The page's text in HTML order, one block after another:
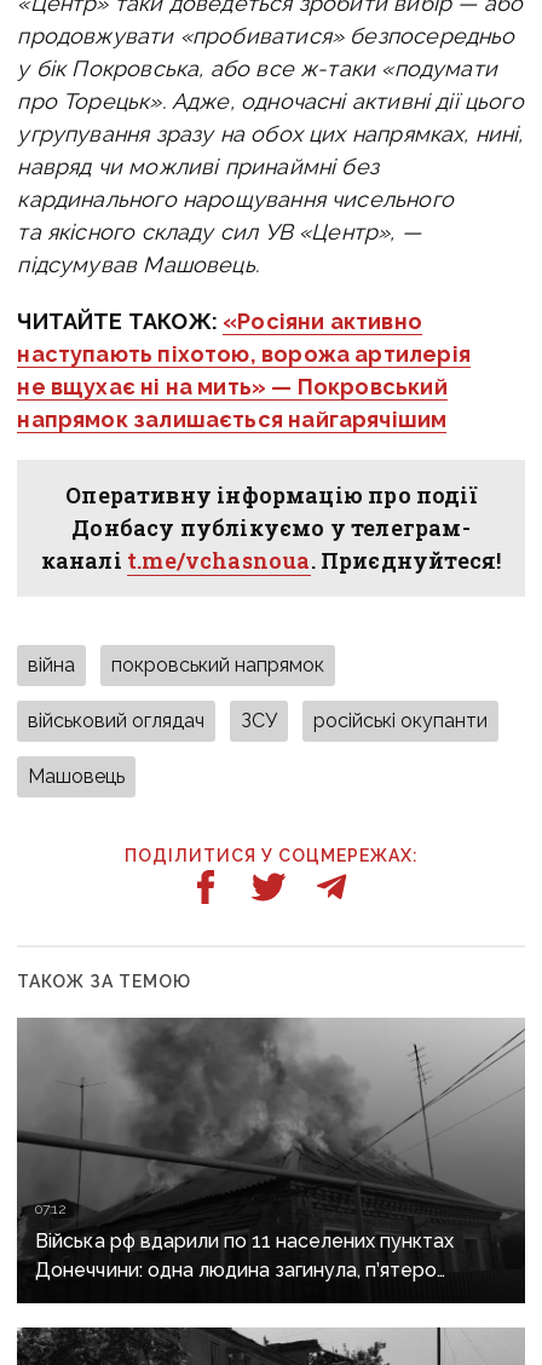
продовжувати «пробиватися» безпосередньо
у бік Покровська, або все ж-таки «подумати
про Торецьк». Адже, одночасні активні дії цього
угрупування зразу на обох цих напрямках, нині,
навряд чи можливі принаймні без
кардинального нарощування чисельного
та якісного складу сил УВ «Центр», —
підсумував Машовець.
ЧИТАЙТЕ ТАКОЖ: «Росіяни активно
наступають піхотою, ворожа артилерія
не вщухає ні на мить» — Покровський
напрямок залишається найгарячішим
Оперативну інформацію про події
Донбасу публікуємо у телеграм-
каналі t.me/vchasnoua. Приєднуйтеся!
війна покровський напрямок
військовий оглядач ЗСУ російські окупанти
Машовець
ПОДІЛИТИСЯ У СОЦМЕРЕЖАХ:
ТАКОЖ ЗА ТЕМОЮ
07:12
Війська рф вдарили по 11 населених пунктах
Донеччини: одна людина загинула, п’ятеро
поранені